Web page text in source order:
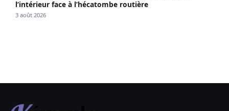
l’intérieur face à l’hécatombe routière
3 août 2026